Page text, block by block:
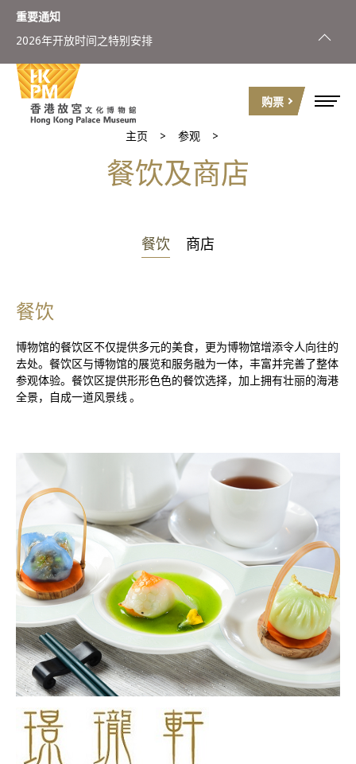
购票
重要通知
2026年开放时间之特别安排
主页 参观
餐饮及商店
餐饮 商店
餐饮
博物馆的餐饮区不仅提供多元的美食，更为博物馆增添令人向往的
去处。餐饮区与博物馆的展览和服务融为一体，丰富并完善了整体
参观体验。餐饮区提供形形色色的餐饮选择，加上拥有壮丽的海港
全景，自成一道风景线 。